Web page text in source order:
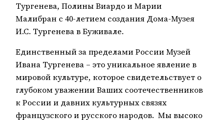
Тургенева, Полины Виардо и Марии
Малибран с 40-летием создания Дома-Музея
И.С. Тургенева в Буживале.
Единственный за пределами России Музей
Ивана Тургенева – это уникальное явление в
мировой культуре, которое свидетельствует о
глубоком уважении Ваших соотечественников
к России и давних культурных связях
французского и русского народов. Мы высоко